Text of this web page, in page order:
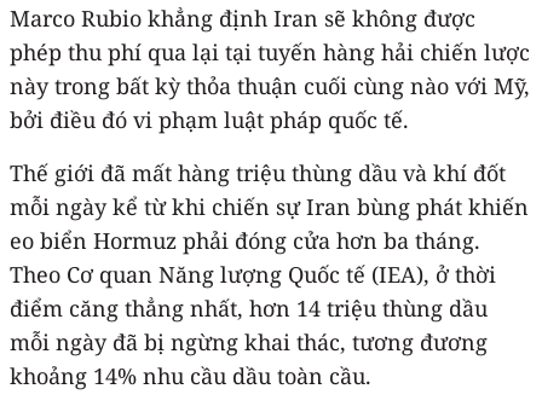
Marco Rubio khẳng định Iran sẽ không được
phép thu phí qua lại tại tuyến hàng hải chiến lược
này trong bất kỳ thỏa thuận cuối cùng nào với Mỹ,
bởi điều đó vi phạm luật pháp quốc tế.
Thế giới đã mất hàng triệu thùng dầu và khí đốt
mỗi ngày kể từ khi chiến sự Iran bùng phát khiến
eo biển Hormuz phải đóng cửa hơn ba tháng.
Theo Cơ quan Năng lượng Quốc tế (IEA), ở thời
điểm căng thẳng nhất, hơn 14 triệu thùng dầu
mỗi ngày đã bị ngừng khai thác, tương đương
khoảng 14% nhu cầu dầu toàn cầu.